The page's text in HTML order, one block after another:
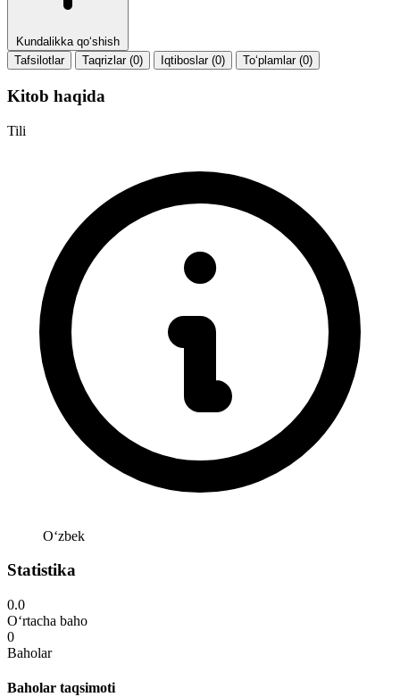
Kundalikka qo‘shish
Tafsilotlar
Taqrizlar (0) Iqtiboslar (0) To‘plamlar (0)
Kitob haqida
Tili
Oʻzbek
Statistika
0.0
O‘rtacha baho
0
Baholar
Baholar taqsimoti